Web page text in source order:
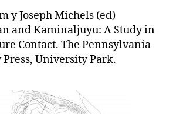
y Joseph Michels (ed)
and Kaminaljuyu: A Study in
Contact. The Pennsylvania
University Park.